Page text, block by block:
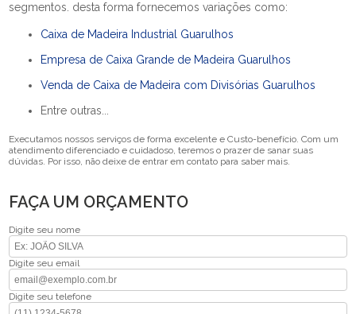
segmentos. desta forma fornecemos variações como:
Caixa de Madeira Industrial Guarulhos
Empresa de Caixa Grande de Madeira Guarulhos
Venda de Caixa de Madeira com Divisórias Guarulhos
Entre outras...
Executamos nossos serviços de forma excelente e Custo-benefício. Com um
atendimento diferenciado e cuidadoso, teremos o prazer de sanar suas
dúvidas. Por isso, não deixe de entrar em contato para saber mais.
FAÇA UM ORÇAMENTO
Digite seu nome
Digite seu email
Digite seu telefone